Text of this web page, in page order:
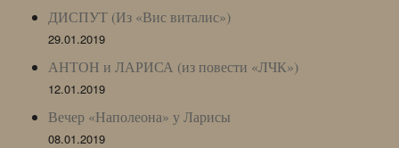
ДИСПУТ (Из «Вис виталис»)
29.01.2019
АНТОН и ЛАРИСА (из повести «ЛЧК»)
12.01.2019
Вечер «Наполеона» у Ларисы
08.01.2019